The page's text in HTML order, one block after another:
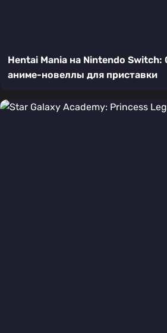
Hentai Mania на Nintendo Switch:
аниме-новеллы для приставки